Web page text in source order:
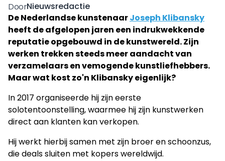
DoorNieuwsredactie
De Nederlandse kunstenaarJoseph Klibansky
heeft de afgelopen jaren een indrukwekkende
reputatie opgebouwd in de kunstwereld. Zijn
werken trekken steeds meer aandacht van
verzamelaars en vemogende kunstliefhebbers.
Maar wat kost zo'n Klibansky eigenlijk?
In 2017 organiseerde hij zijn eerste
solotentoonstelling, waarmee hij zijn kunstwerken
direct aan klanten kan verkopen.
Hij werkt hierbij samen met zijn broer en schoonzus,
die deals sluiten met kopers wereldwijd.